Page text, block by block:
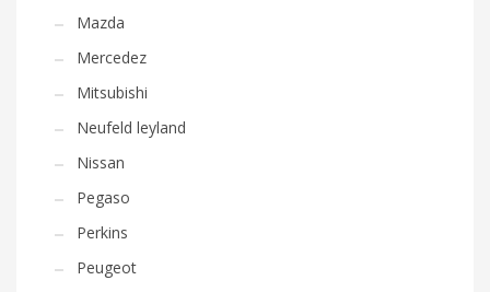
Mazda
Mercedez
Mitsubishi
Neufeld leyland
Nissan
Pegaso
Perkins
Peugeot